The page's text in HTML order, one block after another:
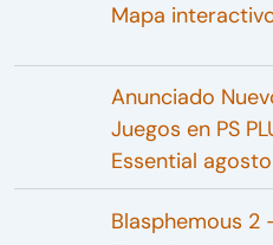
Mapa
Anunciado
Juegos en PS
Essential
Blasphemous 2